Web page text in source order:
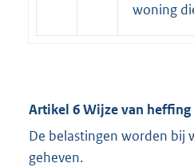
woning
Artikel 6 Wijze van heffing
De belastingen worden bij
geheven.